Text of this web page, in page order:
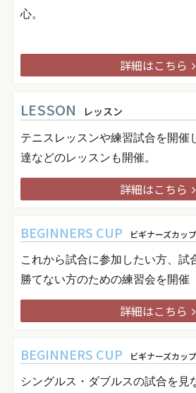
心。
詳細はこちら
LESSON
レッスン
テニスレッスンや練習試合を開催
達などのレッスンも開催。
詳細はこちら
BEGINNERS CUP ビギナーズカッ
これから試合に参加したい方、試
勝てない方のための練習会を開催
詳細はこちら
BEGINNERS CUP ビギナーズカッ
シングルス・ダブルスの試合を見